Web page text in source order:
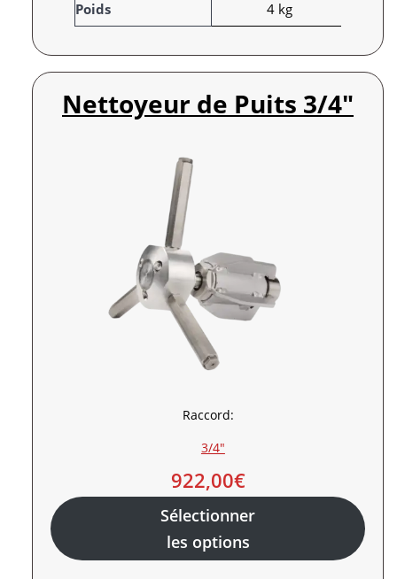
Poids
4 kg
Nettoyeur de Puits 3/4″
Raccord:
3/4″
922,00€
Sélectionner
les options